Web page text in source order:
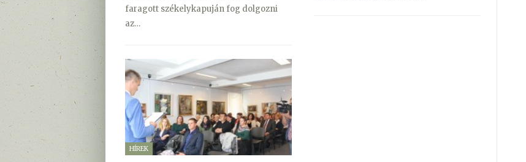
faragott székelykapuján fog dolgozni
az…
HÍREK